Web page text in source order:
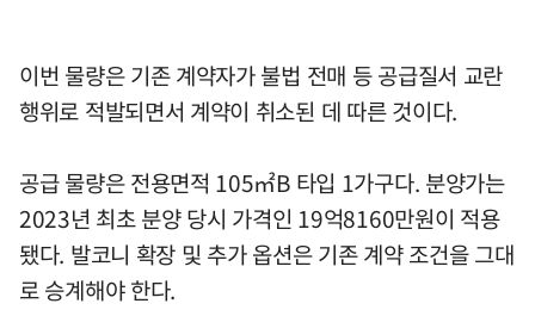
이번 물량은 기존 계약자가 불법 전매 등 공급질서 교란
행위로 적발되면서 계약이 취소된 데 따른 것이다.
공급 물량은 전용면적 105㎡B 타입 1가구다. 분양가는
2023년 최초 분양 당시 가격인 19억8160만원이 적용
됐다. 발코니 확장 및 추가 옵션은 기존 계약 조건을 그대
로 승계해야 한다.